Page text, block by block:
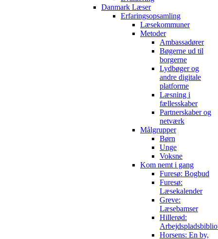
Danmark Læser
Erfaringsopsamling
Læsekommuner
Metoder
Ambassadører
Bøgerne ud til
borgerne
Lydbøger og
andre digitale
platforme
Læsning i
fællesskaber
Partnerskaber og
netværk
Målgrupper
Børn
Unge
Voksne
Kom nemt i gang
Furesø: Bogbud
Furesø:
Læsekalender
Greve:
Læsebamser
Hillerød:
Horsens: En by,